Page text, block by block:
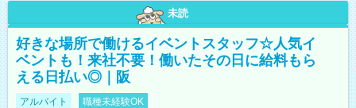
未読
好きな場所で働けるイベントスタッフ☆人気イ
ベントも！来社不要！働いたその日に給料もら
える日払い◎｜阪
アルバイト 職種未経験OK